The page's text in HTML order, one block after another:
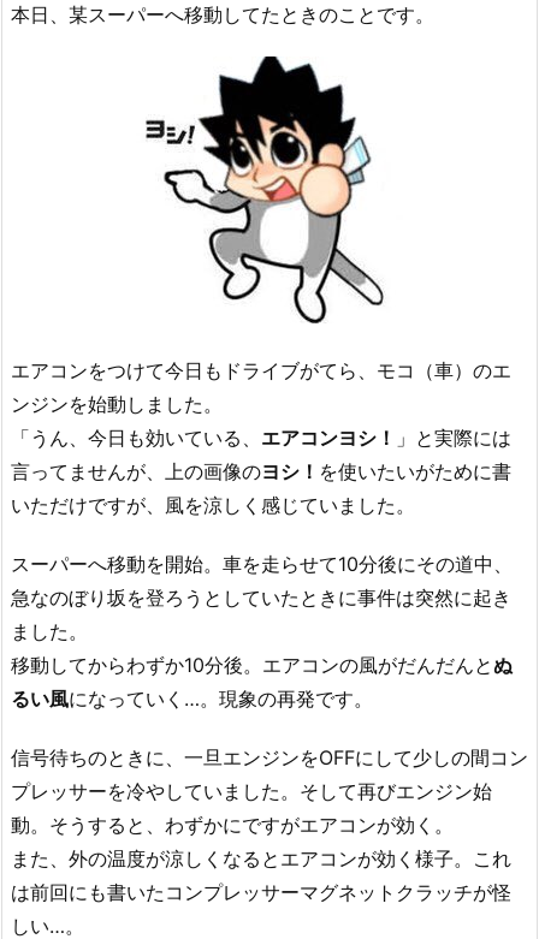
本日、某スーパーへ移動してたときのことです。
エアコンをつけて今日もドライブがてら、モコ（車）のエ
ンジンを始動しました。
「うん、今日も効いている、 エアコンヨシ！ 」と実際には
言ってませんが、上の画像のヨシ！ を使いたいがために書
いただけですが、風を涼しく感じていました。
スーパーへ移動を開始。車を走らせて10分後にその道中、
急なのぼり坂を登ろうとしていたときに事件は突然に起き
ました。
移動してからわずか10分後。エアコンの風がだんだんとぬ
るい風になっていく…。現象の再発です。
信号待ちのときに、一旦エンジンをOFFにして少しの間コン
プレッサーを冷やしていました。そして再びエンジン始
動。そうすると、わずかにですがエアコンが効く。
また、外の温度が涼しくなるとエアコンが効く様子。これ
は前回にも書いたコンプレッサーマグネットクラッチが怪
しい…。